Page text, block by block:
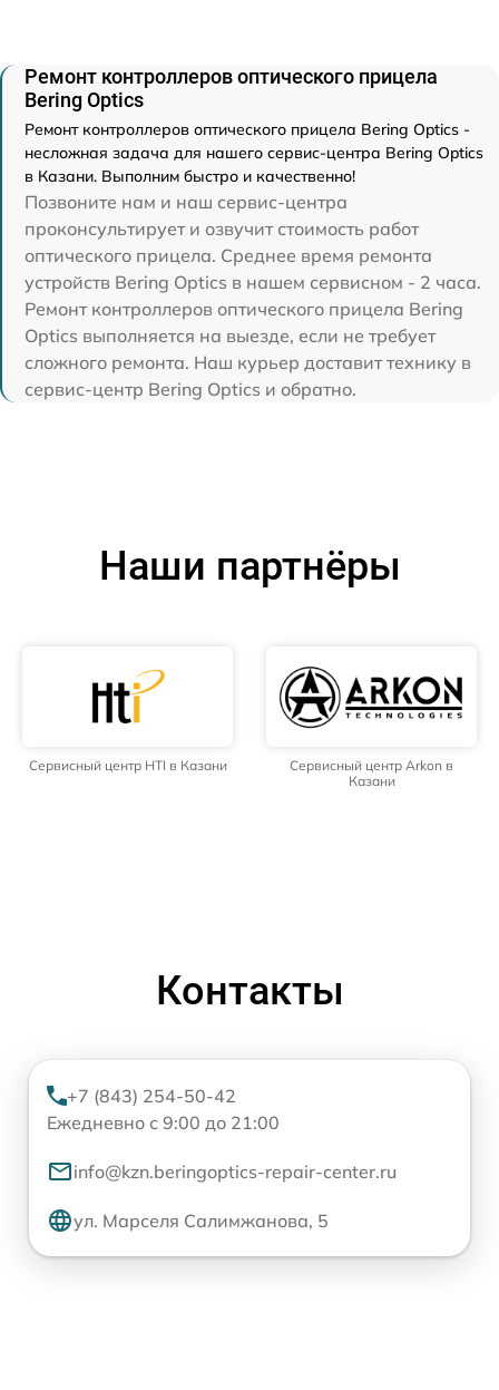
Ремонт контроллеров оптического прицела
Bering Optics
Ремонт контроллеров оптического прицела Bering Optics -
несложная задача для нашего сервис-центра Bering Optics
в Казани. Выполним быстро и качественно!
Позвоните нам и наш сервис-центра
проконсультирует и озвучит стоимость работ
оптического прицела. Среднее время ремонта
устройств Bering Optics в нашем сервисном - 2 часа.
Ремонт контроллеров оптического прицела Bering
Optics выполняется на выезде, если не требует
сложного ремонта. Наш курьер доставит технику в
сервис-центр Bering Optics и обратно.
Наши партнёры
Сервисный центр HTI в Казани
Сервисный центр Arkon в
Казани
Контакты
+7 (843) 254-50-42
Ежедневно с 9:00 до 21:00
info@kzn.beringoptics-repair-center.ru
ул. Марселя Салимжанова, 5